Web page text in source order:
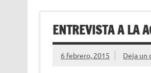
ENTREVISTA A LA
6 febrero, 2015 Deja un